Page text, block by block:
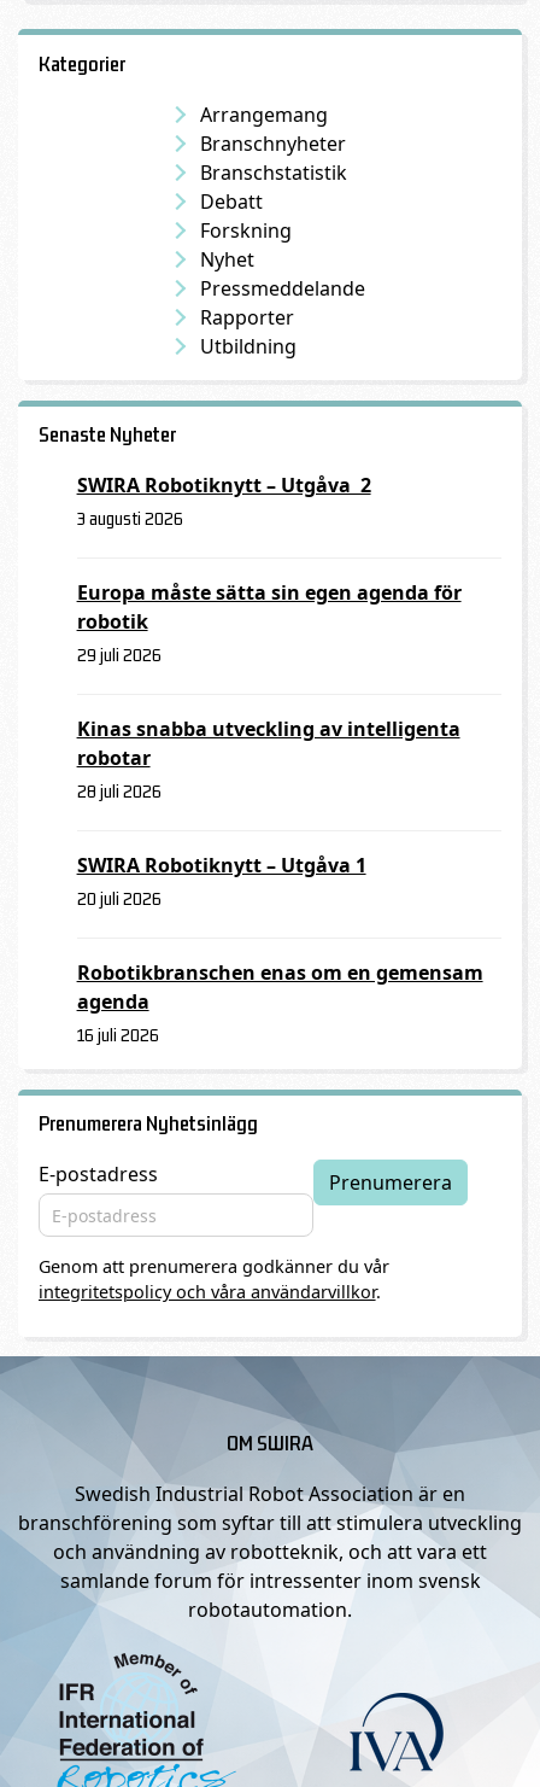
Kategorier
Arrangemang
Branschnyheter
Branschstatistik
Debatt
Forskning
Nyhet
Pressmeddelande
Rapporter
Utbildning
Senaste Nyheter
SWIRA Robotiknytt – Utgåva 2
3 augusti 2026
Europa måste sätta sin egen agenda för
robotik
29 juli 2026
Kinas snabba utveckling av intelligenta
robotar
28 juli 2026
SWIRA Robotiknytt – Utgåva 1
20 juli 2026
Robotikbranschen enas om en gemensam
agenda
16 juli 2026
Prenumerera Nyhetsinlägg
E-postadress
Genom att prenumerera godkänner du vår
integritetspolicy och våra användarvillkor.
OM SWIRA
Swedish Industrial Robot Association är en
branschförening som syftar till att stimulera utveckling
och användning av robotteknik, och att vara ett
samlande forum för intressenter inom svensk
robotautomation.